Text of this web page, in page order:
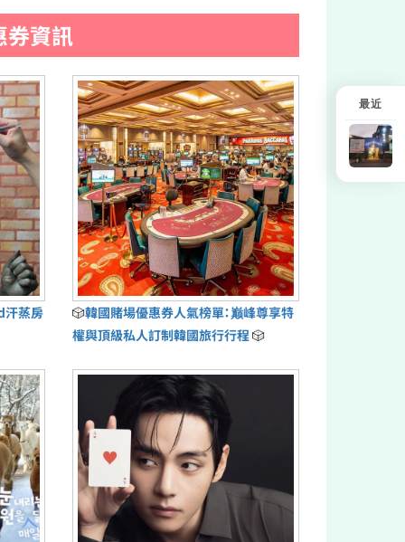
券資訊
汗蒸房 🎲韓國賭場優惠券人氣榜單：巅峰尊享特
權與頂級私人訂制韓國旅行行程🎲
最近